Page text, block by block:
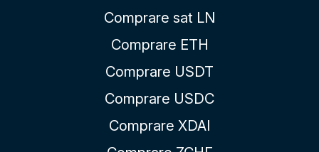
Comprare sat LN
Comprare ETH
Comprare USDT
Comprare USDC
Comprare XDAI